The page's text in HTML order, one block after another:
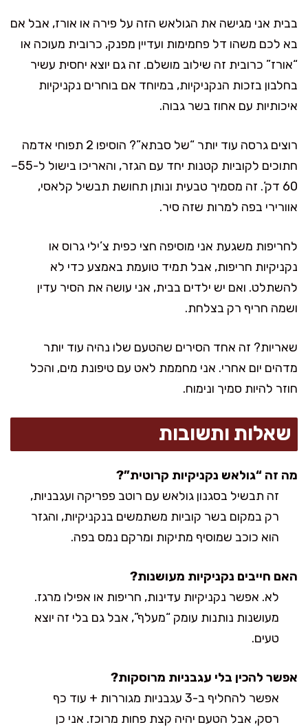
בבית אני מגישה את הגולאש הזה על פירה או אורז, אבל אם
בא לכם משהו דל פחמימות ועדיין מפנק, כרובית מעוכה או
“אורז” כרובית זה שילוב מושלם. זה גם יוצא יחסית עשיר
בחלבון בזכות הנקניקיות, במיוחד אם בוחרים נקניקיות
איכותיות עם אחוז בשר גבוה.
רוצים גרסה עוד יותר “של סבתא”? הוסיפו 2 תפוחי אדמה
חתוכים לקוביות קטנות יחד עם הגזר, והאריכו בישול ל-55–
60 דק’. זה מסמיך טבעית ונותן תחושת תבשיל קלאסי,
אוורירי בפה למרות שזה סיר.
לחריפות משגעת אני מוסיפה חצי כפית צ’ילי גרוס או
נקניקיות חריפות, אבל תמיד טועמת באמצע כדי לא
להשתלט. ואם יש ילדים בבית, אני עושה את הסיר עדין
ושמה חריף רק בצלחת.
שאריות? זה אחד הסירים שהטעם שלו נהיה עוד יותר
מדהים יום אחרי. אני מחממת לאט עם טיפונת מים, והכל
חוזר להיות סמיך ונימוח.
שאלות ותשובות
מה זה “גולאש נקניקיות קרוטית”?
זה תבשיל בסגנון גולאש עם רוטב פפריקה ועגבניות,
רק במקום בשר קוביות משתמשים בנקניקיות, והגזר
הוא כוכב שמוסיף מתיקות ומרקם נמס בפה.
האם חייבים נקניקיות מעושנות?
לא. אפשר נקניקיות עדינות, חריפות או אפילו מרגז.
מעושנות נותנות עומק “מעלף”, אבל גם בלי זה יוצא
טעים.
אפשר להכין בלי עגבניות מרוסקות?
אפשר להחליף ב-3 עגבניות מגוררות + עוד כף
רסק, אבל הטעם יהיה קצת פחות מרוכז. אני כן